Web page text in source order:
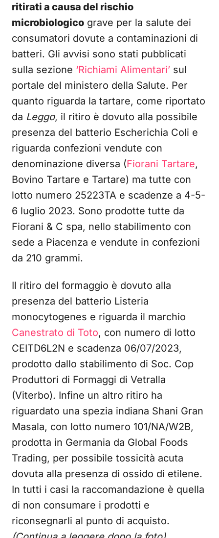
ritirati a causa del rischio
microbiologico grave per la salute dei
consumatori dovute a contaminazioni di
batteri. Gli avvisi sono stati pubblicati
sulla sezione ‘Richiami Alimentari’ sul
portale del ministero della Salute. Per
quanto riguarda la tartare, come riportato
da Leggo, il ritiro è dovuto alla possibile
presenza del batterio Escherichia Coli e
riguarda confezioni vendute con
denominazione diversa (Fiorani Tartare,
Bovino Tartare e Tartare) ma tutte con
lotto numero 25223TA e scadenze a 4-5-
6 luglio 2023. Sono prodotte tutte da
Fiorani & C spa, nello stabilimento con
sede a Piacenza e vendute in confezioni
da 210 grammi.
Il ritiro del formaggio è dovuto alla
presenza del batterio Listeria
monocytogenes e riguarda il marchio
Canestrato di Toto, con numero di lotto
CEITD6L2N e scadenza 06/07/2023,
prodotto dallo stabilimento di Soc. Cop
Produttori di Formaggi di Vetralla
(Viterbo). Infine un altro ritiro ha
riguardato una spezia indiana Shani Gran
Masala, con lotto numero 101/NA/W2B,
prodotta in Germania da Global Foods
Trading, per possibile tossicità acuta
dovuta alla presenza di ossido di etilene.
In tutti i casi la raccomandazione è quella
di non consumare i prodotti e
riconsegnarli al punto di acquisto.